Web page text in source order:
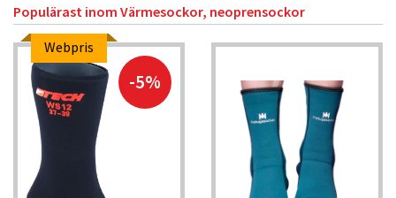
Populärast inom Värmesockor, neoprensockor
Webpris
-5%